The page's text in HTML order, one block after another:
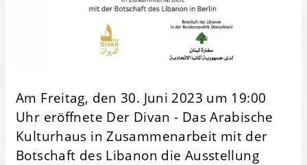
Am Freitag, den 30. Juni 2023 um 19:00
Uhr eröffnete Der Divan - Das Arabische
Kulturhaus in Zusammenarbeit mit der
Botschaft des Libanon die Ausstellung